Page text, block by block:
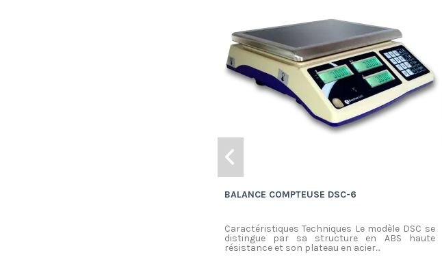
BALANCE COMPTEUSE DSC-6
Caractéristiques Techniques Le modèle DSC se
distingue par sa structure en ABS haute
résistance et son plateau en acier...